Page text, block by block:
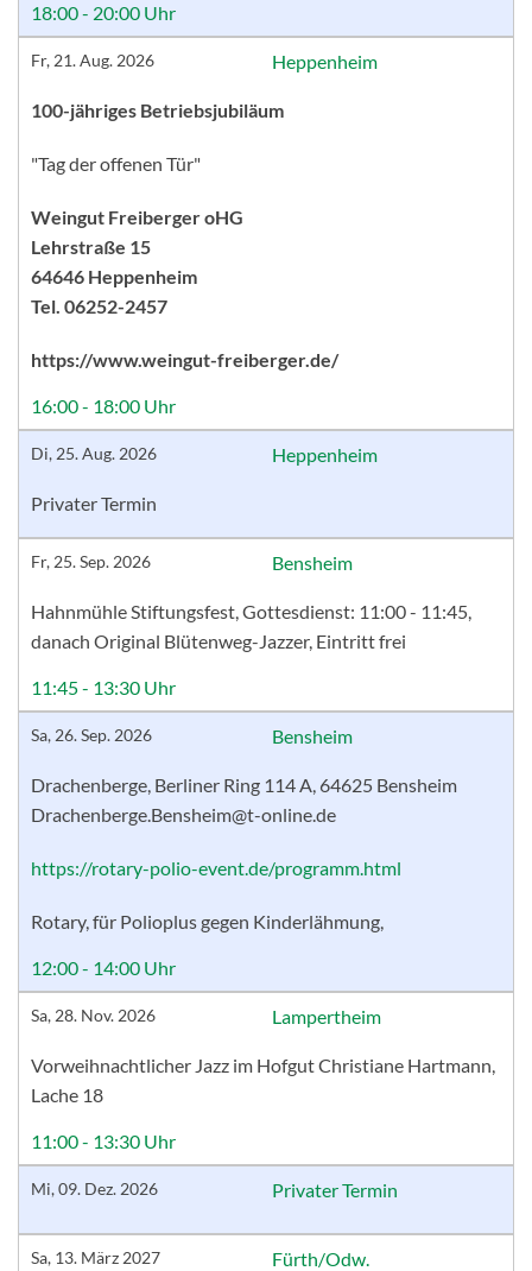
18:00 - 20:00 Uhr
Fr, 21. Aug. 2026 Heppenheim
100-jähriges Betriebsjubiläum
"Tag der offenen Tür"
Weingut Freiberger oHG
Lehrstraße 15
64646 Heppenheim
Tel. 06252-2457
https://www.weingut-freiberger.de/
16:00 - 18:00 Uhr
Di, 25. Aug. 2026 Heppenheim
Privater Termin
Fr, 25. Sep. 2026 Bensheim
Hahnmühle Stiftungsfest, Gottesdienst: 11:00 - 11:45,
danach Original Blütenweg-Jazzer, Eintritt frei
11:45 - 13:30 Uhr
Sa, 26. Sep. 2026 Bensheim
Drachenberge, Berliner Ring 114 A, 64625 Bensheim
Drachenberge.Bensheim@t-online.de
https://rotary-polio-event.de/programm.html
Rotary, für Polioplus gegen Kinderlähmung,
12:00 - 14:00 Uhr
Sa, 28. Nov. 2026 Lampertheim
Vorweihnachtlicher Jazz im Hofgut Christiane Hartmann,
Lache 18
11:00 - 13:30 Uhr
Mi, 09. Dez. 2026 Privater Termin
Sa, 13. März 2027 Fürth/Odw.